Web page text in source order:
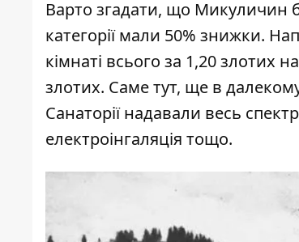
Варто згадати, що Микуличин
категорії мали 50% знижки.
кімнаті всього за 1,20 злотих
злотих. Саме тут, ще в
Санаторії надавали весь
електроінгаляція тощо.